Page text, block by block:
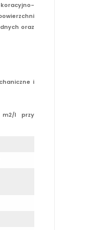
oraz
i
m2/l przy